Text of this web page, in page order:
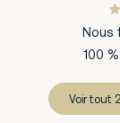
Nous
100
Voir tout